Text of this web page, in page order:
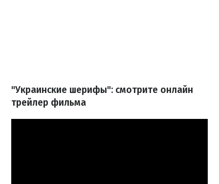
"Украинские шерифы": смотрите онлайн
трейлер фильма